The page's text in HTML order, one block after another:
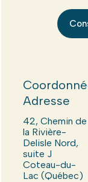
Adresse
42, Chemin de
la Rivière-
Delisle Nord,
suite J
Coteau-du-
Lac (Québec)